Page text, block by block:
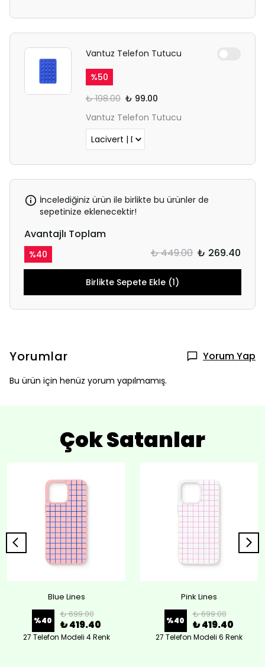
Vantuz Telefon Tutucu
%50
₺ 198.00 ₺ 99.00
Vantuz Telefon Tutucu
İncelediğiniz ürün ile birlikte bu ürünler de
sepetinize eklenecektir!
Avantajlı Toplam
%40 ₺ 449.00 ₺ 269.40
Birlikte Sepete Ekle (1)
Yorumlar Yorum Yap
Bu ürün için henüz yorum yapılmamış.
Çok Satanlar
Blue Lines
%40
₺ 699.00
₺ 419.40
27 Telefon Modeli 4 Renk
Pink Lines
%40
₺ 699.00
₺ 419.40
27 Telefon Modeli 6 Renk